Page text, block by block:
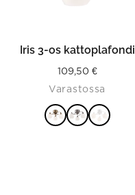
product
page
Iris 3-os kattoplafondi
109,50 €
Varastossa